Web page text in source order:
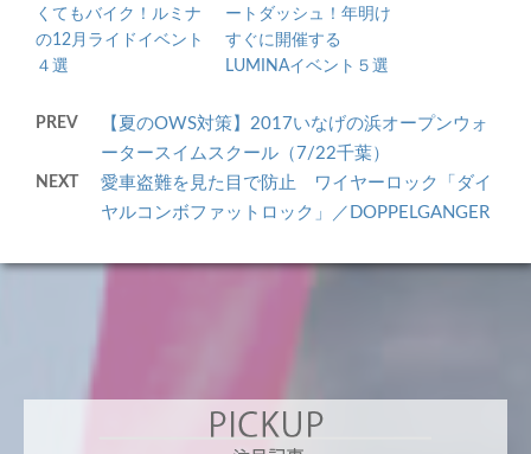
くてもバイク！ルミナ
の12月ライドイベント
４選
ートダッシュ！年明け
すぐに開催する
LUMINAイベント５選
PREV
【夏のOWS対策】2017いなげの浜オープンウォ
ータースイムスクール（7/22千葉）
NEXT
愛車盗難を見た目で防止 ワイヤーロック「ダイ
ヤルコンボファットロック」／DOPPELGANGER